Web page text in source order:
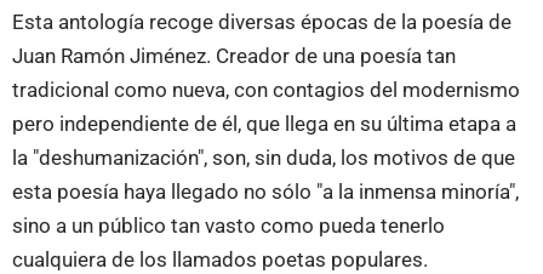
Esta antología recoge diversas épocas de la poesía de
Juan Ramón Jiménez. Creador de una poesía tan
tradicional como nueva, con contagios del modernismo
pero independiente de él, que llega en su última etapa a
la "deshumanización", son, sin duda, los motivos de que
esta poesía haya llegado no sólo "a la inmensa minoría",
sino a un público tan vasto como pueda tenerlo
cualquiera de los llamados poetas populares.